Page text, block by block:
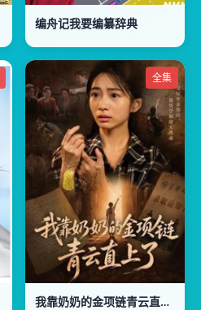
编舟记我要编纂辞典
全集
我靠奶奶的金项链青云直上了